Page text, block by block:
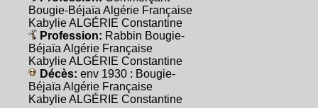
Bougie-Béjaïa Algérie Française
Kabylie ALGÉRIE Constantine
Profession: Rabbin Bougie-
Béjaïa Algérie Française
Kabylie ALGÉRIE Constantine
Décès: env 1930 : Bougie-
Béjaïa Algérie Française
Kabylie ALGÉRIE Constantine